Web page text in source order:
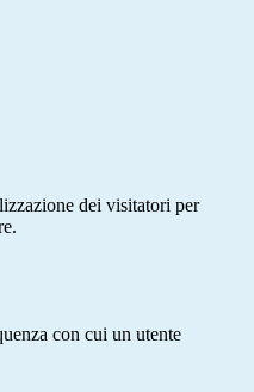
dei visitatori per
con cui un utente